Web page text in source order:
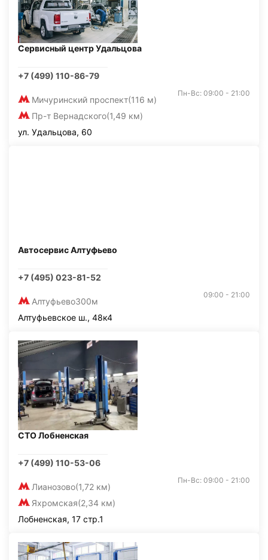
Сервисный центр Удальцова
+7 (499) 110-86-79
Мичуринский проспект(116 м)
Пр-т Вернадского(1,49 км)
Пн-Вс: 09:00 - 21:00
ул. Удальцова, 60
Автосервис Алтуфьево
+7 (495) 023-81-52
Алтуфьево300м
09:00 - 21:00
Алтуфьевское ш., 48к4
СТО Лобненская
+7 (499) 110-53-06
Лианозово(1,72 км)
Яхромская(2,34 км)
Пн-Вс: 09:00 - 21:00
Лобненская, 17 стр.1